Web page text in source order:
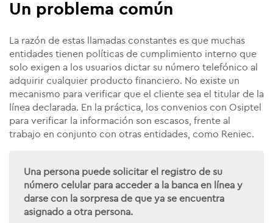
Un problema común
La razón de estas llamadas constantes es que muchas
entidades tienen políticas de cumplimiento interno que
solo exigen a los usuarios dictar su número telefónico al
adquirir cualquier producto financiero. No existe un
mecanismo para verificar que el cliente sea el titular de la
línea declarada. En la práctica, los convenios con Osiptel
para verificar la información son escasos, frente al
trabajo en conjunto con otras entidades, como Reniec.
Una persona puede solicitar el registro de su
número celular para acceder a la banca en línea y
darse con la sorpresa de que ya se encuentra
asignado a otra persona.